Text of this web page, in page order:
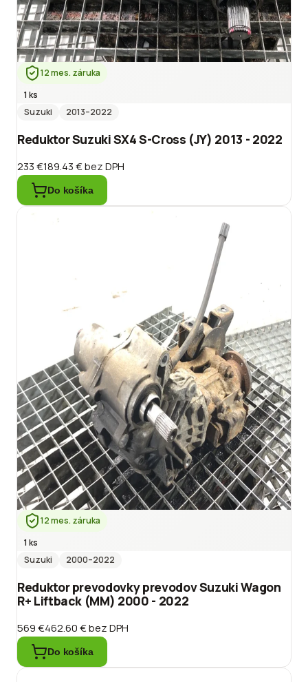
12 mes. záruka
1 ks
Suzuki
2013–2022
Reduktor Suzuki SX4 S-Cross (JY) 2013 - 2022
233 €189.43 €bez DPH
Do košíka
12 mes. záruka
1 ks
Suzuki
2000–2022
Reduktor prevodovky prevodov Suzuki Wagon
R+ Liftback (MM) 2000 - 2022
569 €462.60 €bez DPH
Do košíka